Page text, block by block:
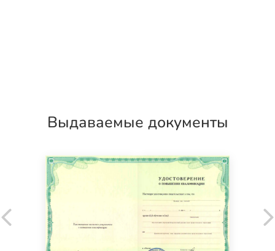
Выдаваемые документы